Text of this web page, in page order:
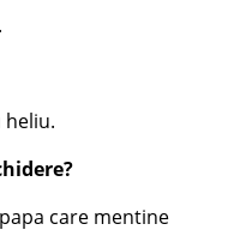
heliu.
care mentine